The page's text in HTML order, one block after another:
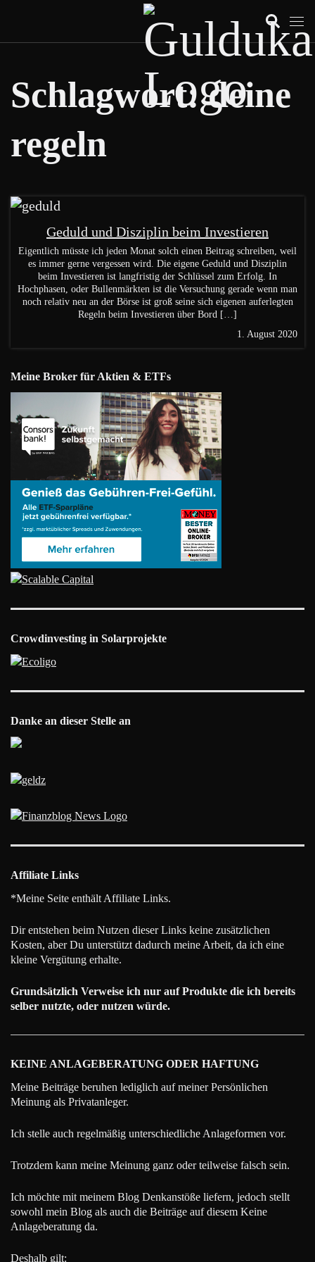
Schlagwort:deine
regeln
Geduld und Disziplin beim Investieren
Eigentlich müsste ich jeden Monat solch einen Beitrag schreiben, weil
es immer gerne vergessen wird. Die eigene Geduld und Disziplin
beim Investieren ist langfristig der Schlüssel zum Erfolg. In
Hochphasen, oder Bullenmärkten ist die Versuchung gerade wenn man
noch relativ neu an der Börse ist groß seine sich eigenen auferlegten
Regeln beim Investieren über Bord […]
1. August 2020
Meine Broker für Aktien & ETFs
Crowdinvesting in Solarprojekte
Danke an dieser Stelle an
Affiliate Links
*Meine Seite enthält Affiliate Links.
Dir entstehen beim Nutzen dieser Links keine zusätzlichen
Kosten, aber Du unterstützt dadurch meine Arbeit, da ich eine
kleine Vergütung erhalte.
Grundsätzlich Verweise ich nur auf Produkte die ich bereits
selber nutzte, oder nutzen würde.
KEINE ANLAGEBERATUNG ODER HAFTUNG
Meine Beiträge beruhen lediglich auf meiner Persönlichen
Meinung als Privatanleger.
Ich stelle auch regelmäßig unterschiedliche Anlageformen vor.
Trotzdem kann meine Meinung ganz oder teilweise falsch sein.
Ich möchte mit meinem Blog Denkanstöße liefern, jedoch stellt
sowohl mein Blog als auch die Beiträge auf diesem Keine
Anlageberatung da.
Deshalb gilt: